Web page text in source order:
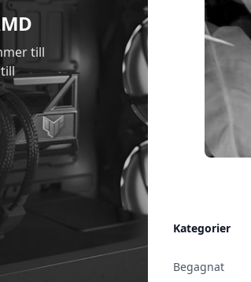
till
Kontakt & Öppettider
Kategorier
Begagnat